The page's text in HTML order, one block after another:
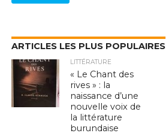
ARTICLES LES PLUS POPULAIRES
LITTÉRATURE
« Le Chant des
rives » : la
naissance d’une
nouvelle voix de
la littérature
burundaise